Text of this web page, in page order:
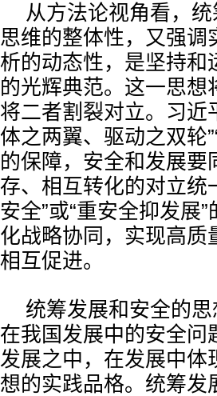
从方法论视角看，
思维的整体性，又强
析的动态性，是坚持和
的光辉典范。这一思
将二者割裂对立。习近
体之两翼、驱动之双轮
的保障，安全和发展要
存、相互转化的对立统
安全”或“重安全抑发展
化战略协同，实现高质
相互促进。
统筹发展和安全的
在我国发展中的安全问
发展之中，在发展中体
想的实践品格。统筹发